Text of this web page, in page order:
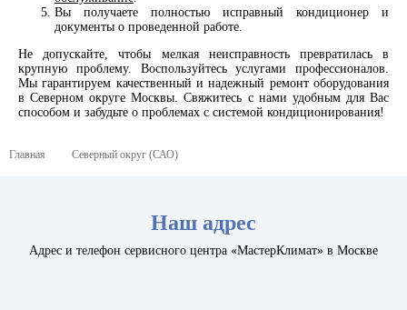
Вы получаете полностью исправный кондиционер и
документы о проведенной работе.
Не допускайте, чтобы мелкая неисправность превратилась в
крупную проблему. Воспользуйтесь услугами профессионалов.
Мы гарантируем качественный и надежный ремонт оборудования
в Северном округе Москвы. Свяжитесь с нами удобным для Вас
способом и забудьте о проблемах с системой кондиционирования!
Главная Северный округ (САО)
Наш адрес
Адрес и телефон сервисного центра «МастерКлимат» в Москве